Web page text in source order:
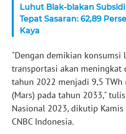
Luhut Blak-blakan
Tepat Sasaran: 62,89
Kaya
"Dengan demikian konsumsi
transportasi akan meningkat
tahun 2022 menjadi 9,5 TWh
(Mars) pada tahun 2033,"
Nasional 2023, dikutip
CNBC Indonesia.
JABAR
WN
WN
NTT
WN
KEPRI